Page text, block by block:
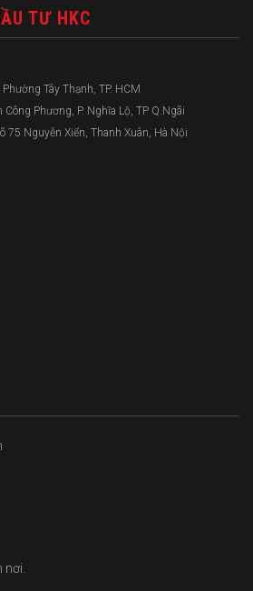
TƯ HKC
Tây Thạnh, TP. HCM
Phương, P. Nghĩa Lộ, TP Q.Ngãi
75 Nguyễn Xiển, Thanh Xuân, Hà Nội